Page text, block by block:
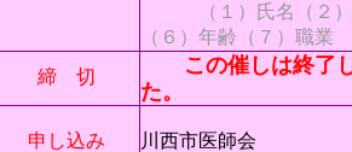
（１）氏名（２）ふ
（６）年齢（７）職業
締 切
この催しは終了し
た。
申し込み
川西市医師会